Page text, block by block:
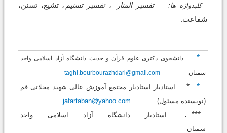
کلیدواژه ها: تفسیر المنار ،تفسیر تسنیم ، تشیع، تسنن،
شفاعت.
*
دانشجوی دکتری علوم قرآن و حدیث دانشگاه آزاد اسلامی واحد
سمنان
taghi.bourbourazhdari@gmail.com
*
*
استادیار استادیار مجتمع آموزش عالی شهید محلاتی قم
(نویسنده مسئول)
jafartaban@yahoo.com
***
.
استادیار دانشگاه آزاد اسلامی واحد
سمنان